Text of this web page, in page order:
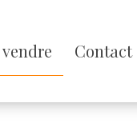
Contact